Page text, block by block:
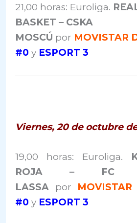
21,00 horas: Euroliga.
BASKET – CSKA
MOSCÚ por MOVISTAR
#0 y ESPORT 3
Viernes, 20 de octubre
19,00 horas: Euroliga.
ROJA – FC
LASSA por MOVISTAR
#0 y ESPORT 3